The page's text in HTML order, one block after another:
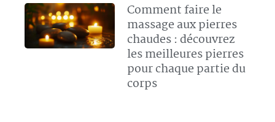
Comment faire le
massage aux pierres
chaudes : découvrez
les meilleures pierres
pour chaque partie du
corps